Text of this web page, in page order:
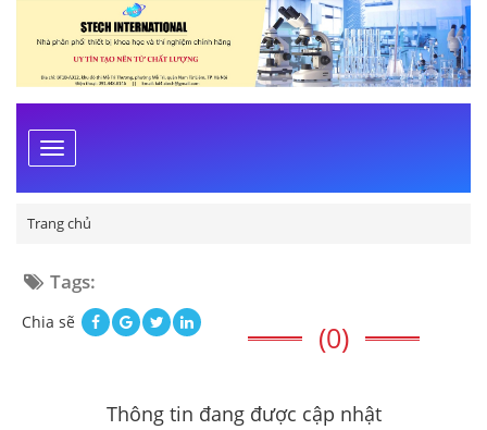
Toggle
navigation
Trang chủ
Tags:
(0)
Chia sẽ
Thông tin đang được cập nhật